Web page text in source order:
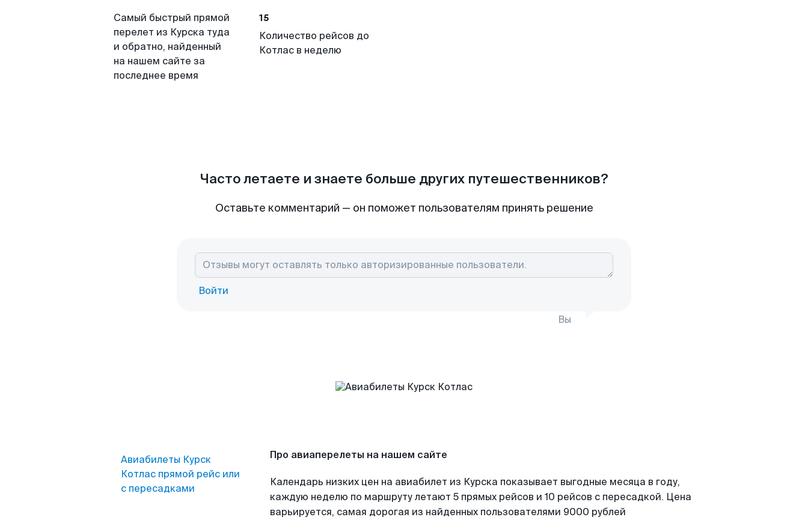
Самый быстрый прямой
перелет из Курска туда
и обратно, найденный
на нашем сайте за
последнее время
15
Количество рейсов до
Котлас в неделю
Часто летаете и знаете больше других путешественников?
Оставьте комментарий — он поможет пользователям принять решение
Войти
Вы
Авиабилеты Курск
Котлас прямой рейс или
с пересадками
Про авиаперелеты на нашем сайте
Календарь низких цен на авиабилет из Курска показывает выгодные месяца в году,
каждую неделю по маршруту летают 5 прямых рейсов и 10 рейсов с пересадкой. Цена
варьируется, самая дорогая из найденных пользователями 9000 рублей